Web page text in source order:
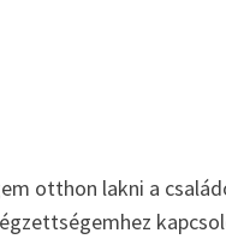
otthon lakni a